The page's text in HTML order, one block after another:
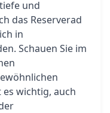
und
das Reserverad
in
Schauen Sie im
wichtig, auch